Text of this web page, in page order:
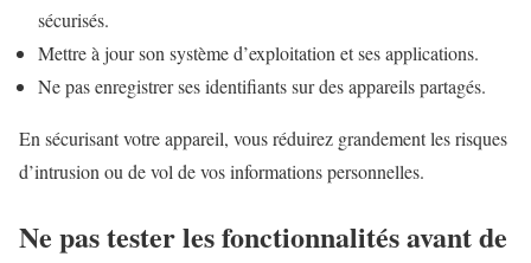
sécurisés.
Mettre à jour son système d’exploitation et ses applications.
Ne pas enregistrer ses identifiants sur des appareils partagés.
En sécurisant votre appareil, vous réduirez grandement les risques
d’intrusion ou de vol de vos informations personnelles.
Ne pas tester les fonctionnalités avant de